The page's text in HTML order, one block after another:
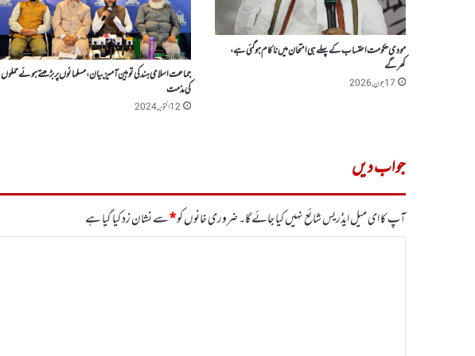
مودی حکومت احتساب کے پہلے ہی امتحان میں ناکام ہو گئی ہے،
کھرگے
17 جون, 2026 جماعت اسلامی ہند کی توہین آمیز بیان، مسلمانوں پر بڑھتے ہوئے حملوں
کی مذمت
12 اکتوبر, 2024
جواب دیں
آپ کا ای میل ایڈریس شائع نہیں کیا جائے گا۔ضروری خانوں کو*سے نشان زد کیا گیا ہے